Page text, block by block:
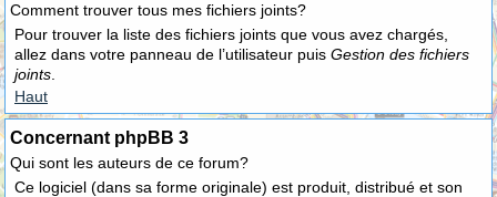
Comment trouver tous mes fichiers joints?
Pour trouver la liste des fichiers joints que vous avez chargés,
allez dans votre panneau de l’utilisateur puis Gestion des fichiers
joints
Haut
Concernant phpBB 3
Qui sont les auteurs de ce forum?
Ce logiciel (dans sa forme originale) est produit, distribué et son